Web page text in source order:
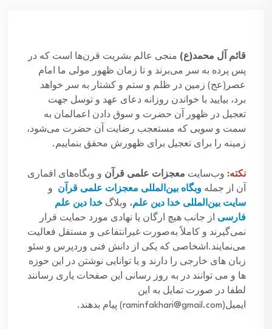
قائم آل محمد(ع) منجی عالم بشریت قرن‌ها است که در
پس پرده به سر می‌برند و تا زمان ظهور مولی ما امام
عصر(عج) زمین در ظلم و ستم و کشتار به سر خواهد
برد، بیایید با خواندن روزانه دعای عهد و توسل جهت
تعجیل در ظهور آن حضرت و سوق دادن اعمالمان به
سمت و سویی که مستعجب رضایت آن حضرت می‌شود،
زمینه را برای تعجیل برای ظهورش محقق بنماییم.
نکته: وب‌سایت معجزات علمی قرآن و وبگاه‌های اقماری
آن از جمله وبگاه بین‌المللی معجزات علمی قرآن و
سایت بین‌المللی خدا دین علم، وبلاگ خدا دین علم
فارسی از جانب هیچ ارگان یا نهادی مورد حمایت قرار
نمی‌گیرند و کاملاً به‌صورت غیرانتفاعی و مستقل فعالیت
می‌نمایند.اشخاصی که یکی از دانش فنی وردپرس و سئو
زبان های خارجی را دارند و یا توانایی نوشتن در این حوزه
ها و می توانند در به روز رسانی این صفحات یاری رسانند
لطفا در صورت تمایل به این
ایمیل(raminfakhari@gmail.com) پیام بدهند.